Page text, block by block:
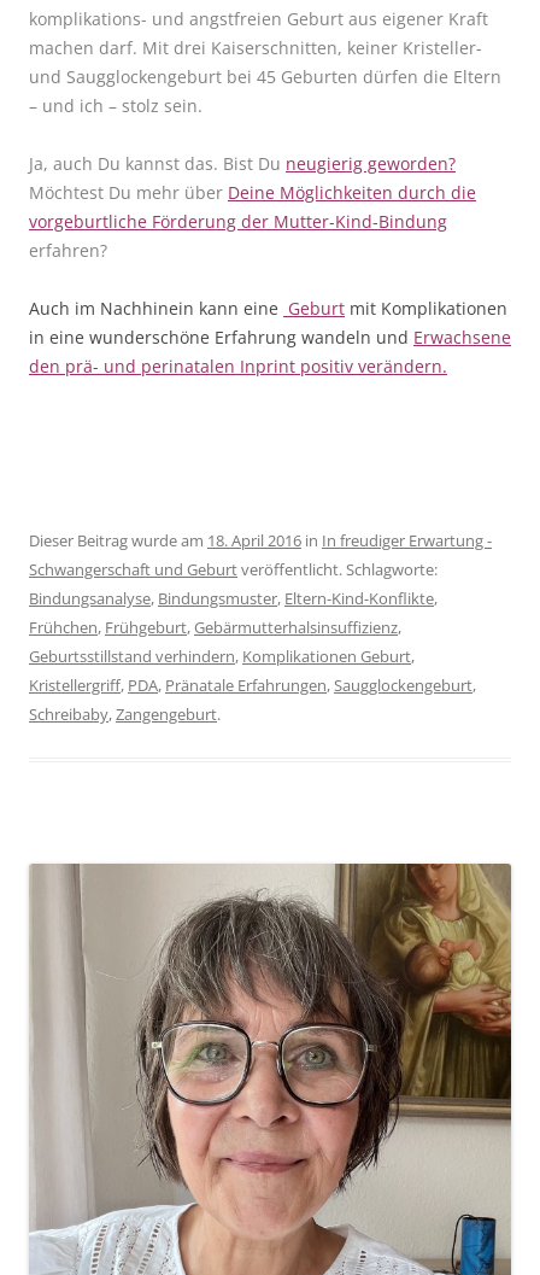
komplikations- und angstfreien Geburt aus eigener Kraft
machen darf. Mit drei Kaiserschnitten, keiner Kristeller-
und Saugglockengeburt bei 45 Geburten dürfen die Eltern
– und ich – stolz sein.
Ja, auch Du kannst das. Bist Du neugierig geworden?
Möchtest Du mehr über Deine Möglichkeiten durch die
vorgeburtliche Förderung der Mutter-Kind-Bindung
erfahren?
Auch im Nachhinein kann eine Geburt mit Komplikationen
in eine wunderschöne Erfahrung wandeln und Erwachsene
den prä- und perinatalen Inprint positiv verändern.
Dieser Beitrag wurde am 18. April 2016 in In freudiger Erwartung -
Schwangerschaft und Geburtveröffentlicht. Schlagworte:
Bindungsanalyse, Bindungsmuster, Eltern-Kind-Konflikte,
Frühchen, Frühgeburt,Gebärmutterhalsinsuffizienz,
Geburtsstillstand verhindern, Komplikationen Geburt,
Kristellergriff, PDA, Pränatale Erfahrungen,Saugglockengeburt,
Schreibaby,Zangengeburt.